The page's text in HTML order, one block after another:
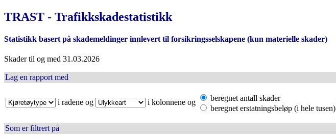
TRAST - Trafikkskadestatistikk
Statistikk basert på skademeldinger innlevert til forsikringsselskapene (kun materielle skader)
Skader til og med 31.03.2026
Lag en rapport med
i radene og i kolonnene og
beregnet antall skader
beregnet erstatningsbeløp (i hele tusen)
Som er filtrert på